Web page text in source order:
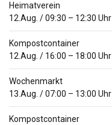
Heimatverein
12.Aug. /09:30 – 12:30 Uhr
Kompostcontainer
12.Aug. / 16:00 – 18:00 Uhr
Wochenmarkt
13.Aug. /07:00 – 13:00 Uhr
Kompostcontainer